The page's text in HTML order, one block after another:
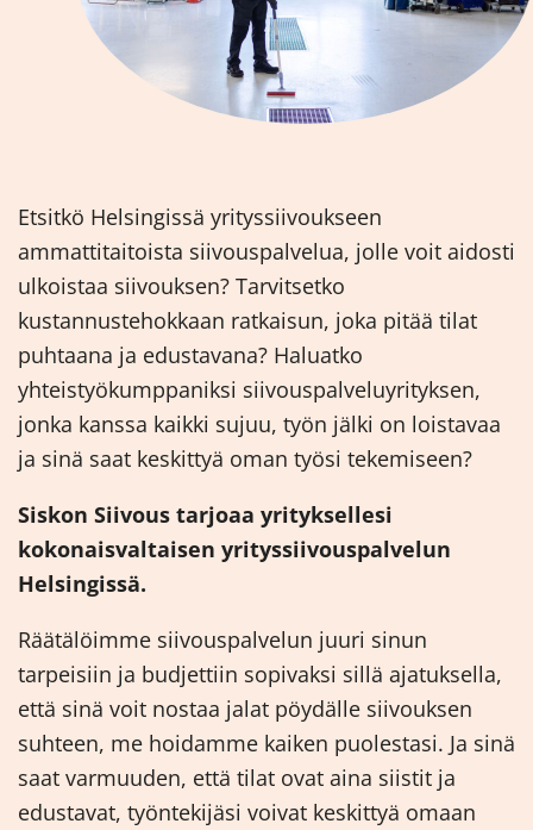
Etsitkö Helsingissä yrityssiivoukseen
ammattitaitoista siivouspalvelua, jolle voit aidosti
ulkoistaa siivouksen? Tarvitsetko
kustannustehokkaan ratkaisun, joka pitää tilat
puhtaana ja edustavana? Haluatko
yhteistyökumppaniksi siivouspalveluyrityksen,
jonka kanssa kaikki sujuu, työn jälki on loistavaa
ja sinä saat keskittyä oman työsi tekemiseen?
Siskon Siivous tarjoaa yrityksellesi
kokonaisvaltaisen yrityssiivouspalvelun
Helsingissä.
Räätälöimme siivouspalvelun juuri sinun
tarpeisiin ja budjettiin sopivaksi sillä ajatuksella,
että sinä voit nostaa jalat pöydälle siivouksen
suhteen, me hoidamme kaiken puolestasi. Ja sinä
saat varmuuden, että tilat ovat aina siistit ja
edustavat, työntekijäsi voivat keskittyä omaan